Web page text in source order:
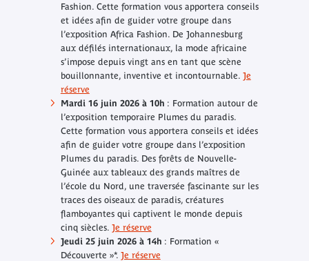
Fashion. Cette formation vous apportera conseils
et idées afin de guider votre groupe dans
l’exposition Africa Fashion. De Johannesburg
aux défilés internationaux, la mode africaine
s’impose depuis vingt ans en tant que scène
bouillonnante, inventive et incontournable. Je
réserve
Mardi 16 juin 2026 à 10h : Formation autour de
l’exposition temporaire Plumes du paradis.
Cette formation vous apportera conseils et idées
afin de guider votre groupe dans l’exposition
Plumes du paradis. Des forêts de Nouvelle-
Guinée aux tableaux des grands maîtres de
l’école du Nord, une traversée fascinante sur les
traces des oiseaux de paradis, créatures
flamboyantes qui captivent le monde depuis
cinq siècles. Je réserve
Jeudi 25 juin 2026 à 14h : Formation «
Découverte »*. Je réserve